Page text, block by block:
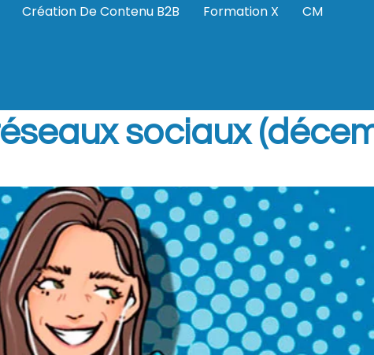
Création De Contenu B2B Formation X
CM
sociaux